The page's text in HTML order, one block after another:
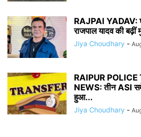
RAJPAl YADAV:
राजपाल यादव की बढ़ीं
Jiya Choudhary -
RAIPUR POLICE
NEWS: तीन ASI
हुआ...
Jiya Choudhary -